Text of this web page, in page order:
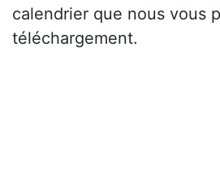
calendrier que nous vous
téléchargement.